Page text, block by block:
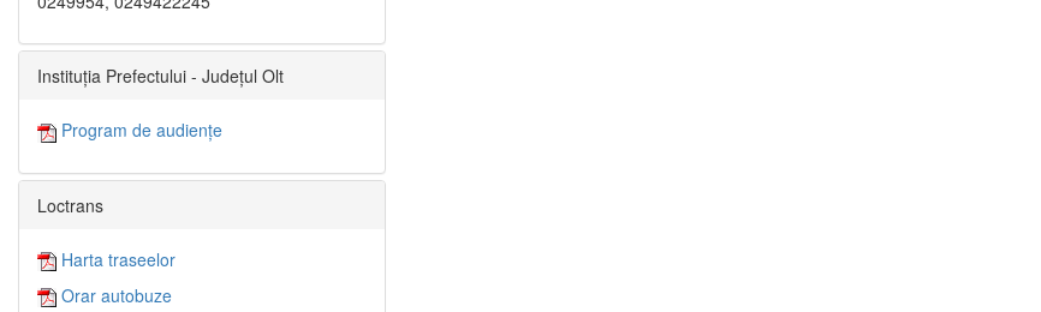
Instituția Prefectului - Județul Olt
Program de audiențe
Loctrans
Harta traseelor
Orar autobuze